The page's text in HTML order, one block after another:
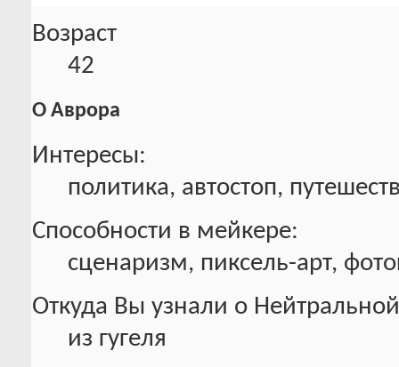
Возраст
42
О Аврора
Интересы:
политика, автостоп,
Способности в мейкере:
сценаризм, пиксель-арт,
Откуда Вы узнали о
из гугеля